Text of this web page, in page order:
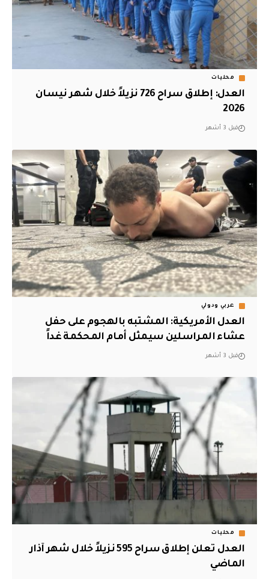
محليات
العدل: إطلاق سراح 726 نزيلاً خلال شهر نيسان
2026
قبل 3 أشهر
عربي ودولي
العدل الأمريكية: المشتبه بالهجوم على حفل
عشاء المراسلين سيمثل أمام المحكمة غداً
قبل 3 أشهر
محليات
العدل تعلن إطلاق سراح 595 نزيلاً خلال شهر آذار
الماضي